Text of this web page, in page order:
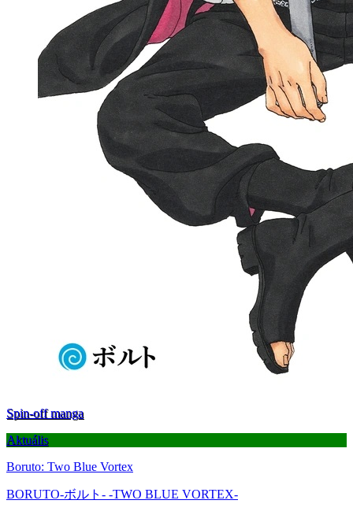
Spin-off manga
Aktuális
Boruto: Two Blue Vortex
BORUTO-ボルト- -TWO BLUE VORTEX-